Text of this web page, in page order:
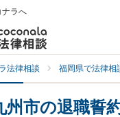
ナラへ
法律相談 福岡県で法律相
州市の退職誓